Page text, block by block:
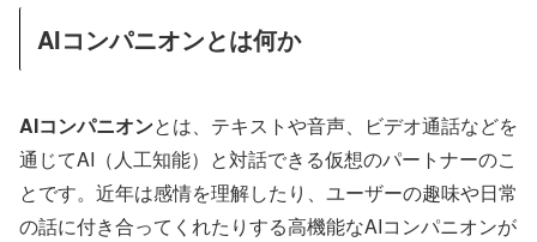
AIコンパニオンとは何か
AIコンパニオンとは、テキストや音声、ビデオ通話などを
通じてAI（人工知能）と対話できる仮想のパートナーのこ
とです。近年は感情を理解したり、ユーザーの趣味や日常
の話に付き合ってくれたりする高機能なAIコンパニオンが